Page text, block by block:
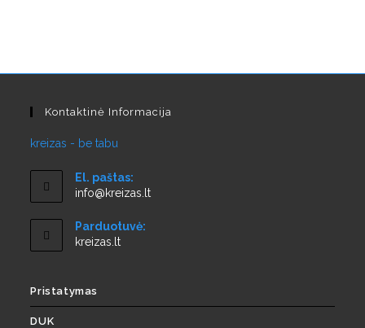
Kontaktinė Informacija
kreizas - be tabu
El. paštas:
info@kreizas.lt
Parduotuvė:
kreizas.lt
Pristatymas
DUK